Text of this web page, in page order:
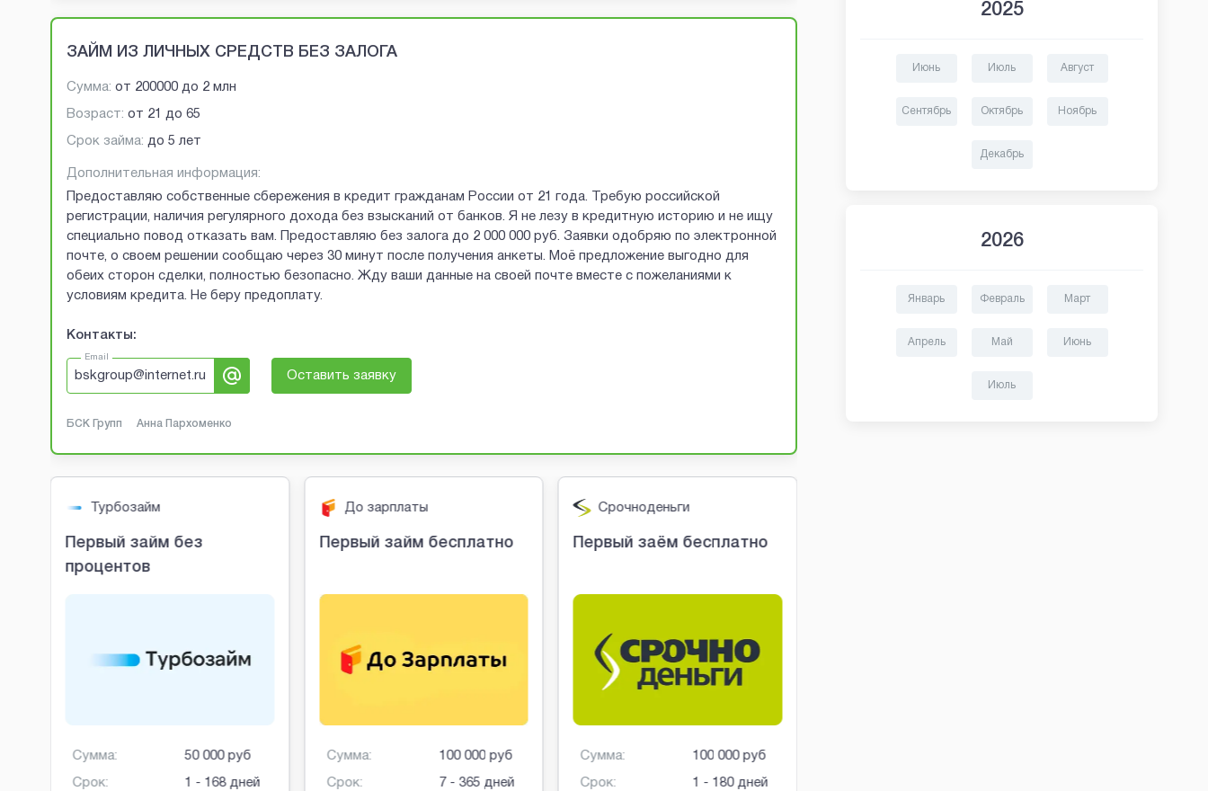
ЗАЙМ ИЗ ЛИЧНЫХ СРЕДСТВ БЕЗ ЗАЛОГА
Сумма: от 200000 до 2 млн
Возраст: от 21 до 65
Срок займа: до 5 лет
Дополнительная информация:
Предоставляю собственные сбережения в кредит гражданам России от 21 года. Требую российской
регистрации, наличия регулярного дохода без взысканий от банков. Я не лезу в кредитную историю и не ищу
специально повод отказать вам. Предоставляю без залога до 2 000 000 руб. Заявки одобряю по электронной
почте, о своем решении сообщаю через 30 минут после получения анкеты. Моё предложение выгодно для
обеих сторон сделки, полностью безопасно. Жду ваши данные на своей почте вместе с пожеланиями к
условиям кредита. Не беру предоплату.
Контакты:
Email
bskgroup@internet.ru Оставить заявку
БСК Групп Анна Пархоменко
Турбозайм
Первый займ без
процентов
Сумма:
Срок:
50 000 руб
1 - 168 дней
До зарплаты
Первый займ бесплатно
Сумма:
Срок:
100 000 руб
7 - 365 дней
Срочноденьги
Первый заём бесплатно
Сумма:
Срок:
100 000 руб
1 - 180 дней
2025
Июнь Июль Август
Сентябрь Октябрь Ноябрь
Декабрь
2026
Январь Февраль Март
Апрель Май Июнь
Июль